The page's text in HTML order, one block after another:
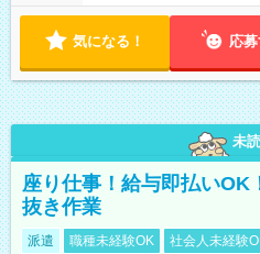
気になる！ 応
未読
座り仕事！給与即払いOK
抜き作業
派遣 職種未経験OK 社会人未経験